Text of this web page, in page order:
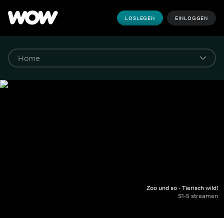
LOSLEGEN EINLOGGEN
Zoo und so - Tierisch wild!
S1-5 streamen